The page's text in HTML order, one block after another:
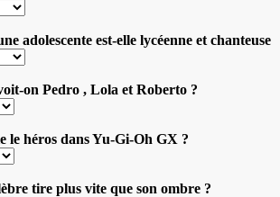
adolescente est-elle lycéenne et chanteuse
on Pedro , Lola et Roberto ?
le héros dans Yu-Gi-Oh GX ?
tire plus vite que son ombre ?